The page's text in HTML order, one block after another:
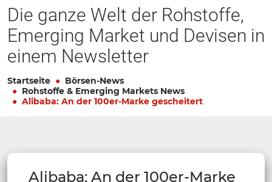
Die ganze Welt der Rohstoffe,
Emerging Market und Devisen in
einem Newsletter
Startseite
Börsen-News
Rohstoffe & Emerging Markets News
Alibaba: An der 100er-Marke gescheitert
Alibaba: An der 100er-Marke